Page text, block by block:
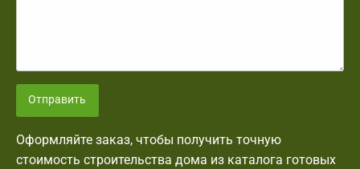
Отправить
Оформляйте заказ, чтобы получить точную
стоимость строительства дома из каталога готовых